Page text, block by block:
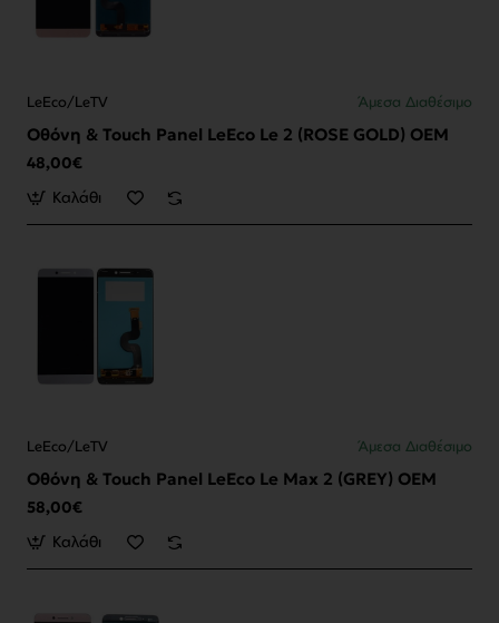
LeEco/LeTV Άμεσα Διαθέσιμο
Οθόνη & Touch Panel LeEco Le 2 (ROSE GOLD) OEM
48,00€
Καλάθι
LeEco/LeTV Άμεσα Διαθέσιμο
Οθόνη & Touch Panel LeEco Le Max 2 (GREY) OEM
58,00€
Καλάθι